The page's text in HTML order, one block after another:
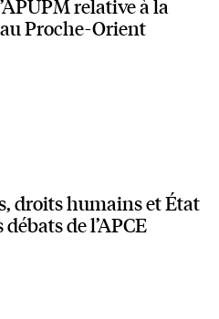
relative à la
Proche-Orient
droits humains et État
de l’APCE